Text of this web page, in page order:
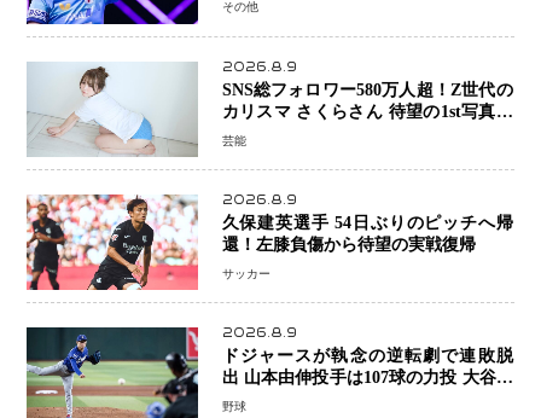
その他
2026.8.9
SNS総フォロワー580万人超！Z世代の
カリスマ さくらさん 待望の1st写真集
が11月5日発売決定 沖縄で“今しか残
芸能
2026.8.9
久保建英選手 54日ぶりのピッチへ帰
還！左膝負傷から待望の実戦復帰
サッカー
2026.8.9
ドジャースが執念の逆転劇で連敗脱
出 山本由伸投手は107球の力投 大谷翔
平選手が延長10回に勝利を呼び込む一
野球